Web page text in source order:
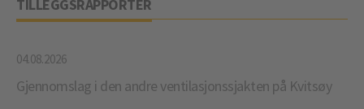
TILLEGGSRAPPORTER
04.08.2026
Gjennomslag i den andre ventilasjonssjakten på Kvitsøy